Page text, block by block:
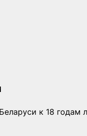
к 18 годам